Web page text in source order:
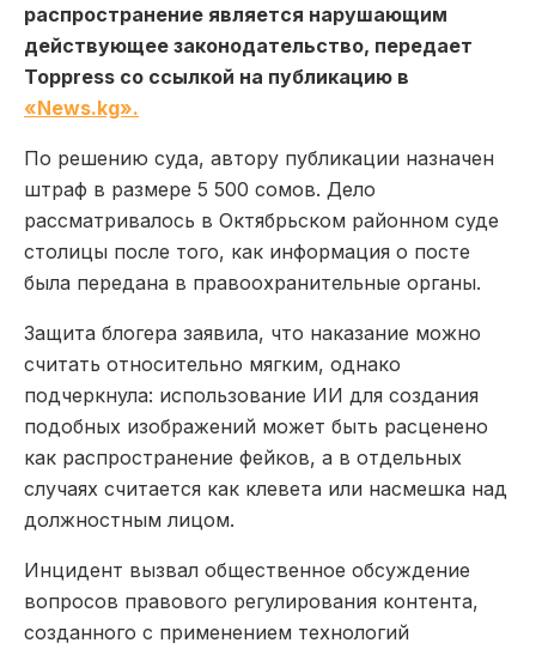
распространение является нарушающим
действующее законодательство, передает
Toppress со ссылкой на публикацию в
«News.kg».
По решению суда, автору публикации назначен
штраф в размере 5 500 сомов. Дело
рассматривалось в Октябрьском районном суде
столицы после того, как информация о посте
была передана в правоохранительные органы.
Защита блогера заявила, что наказание можно
считать относительно мягким, однако
подчеркнула: использование ИИ для создания
подобных изображений может быть расценено
как распространение фейков, а в отдельных
случаях считается как клевета или насмешка над
должностным лицом.
Инцидент вызвал общественное обсуждение
вопросов правового регулирования контента,
созданного с применением технологий